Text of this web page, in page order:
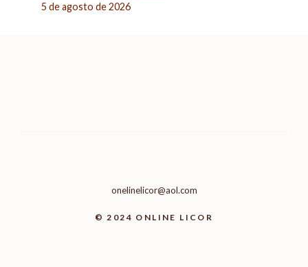
5 de agosto de 2026
© 2024 ONLINE LICOR
onelinelicor@aol.com